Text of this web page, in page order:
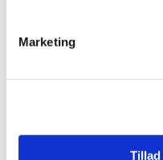
Marketing
Tillad
(ulipristalacetat 5 mg)
Esmya/ulipristalacetat 5